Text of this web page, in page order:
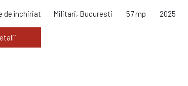
de închiriat Militari, Bucuresti 57 mp 2025